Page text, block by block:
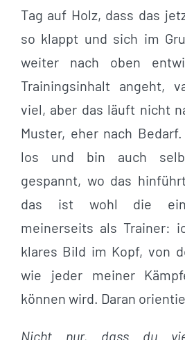
Tag auf Holz, dass das
so klappt und sich im
weiter nach oben
Trainingsinhalt angeht,
viel, aber das läuft nicht
Muster, eher nach
los und bin auch
gespannt, wo das
das ist wohl die
meinerseits als Trainer:
klares Bild im Kopf, von
wie jeder meiner
können wird. Daran
Nicht nur, dass du